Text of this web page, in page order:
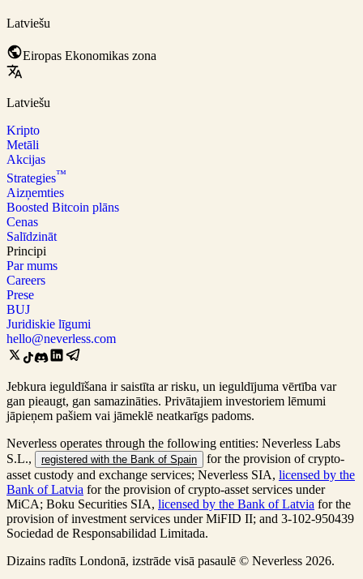
Latviešu
Eiropas Ekonomikas zona
Latviešu
Kripto
Metāli
Akcijas
Strategies™
Aizņemties
Boosted Bitcoin plāns
Cenas
Salīdzināt
Principi
Par mums
Careers
Prese
BUJ
Juridiskie līgumi
hello@neverless.com
Jebkura ieguldīšana ir saistīta ar risku, un ieguldījuma vērtība var
gan pieaugt, gan samazināties. Privātajiem investoriem lēmumi
jāpieņem pašiem vai jāmeklē neatkarīgs padoms.
Neverless operates through the following entities: Neverless Labs
S.L.,
registered with the Bank of Spain
for the provision of crypto-
asset custody and exchange services; Neverless SIA, licensed by the
Bank of Latvia for the provision of crypto-asset services under
MiCA; Boku Securities SIA, licensed by the Bank of Latvia for the
provision of investment services under MiFID II; and 3-102-950439
Sociedad de Responsabilidad Limitada.
Dizains radīts Londonā, izstrāde visā pasaulē © Neverless 2026.